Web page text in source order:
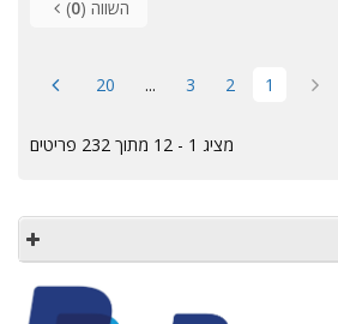
השווה (0
)
1
2
3
...
20
מציג 1 - 12 מתוך 232 פריטים